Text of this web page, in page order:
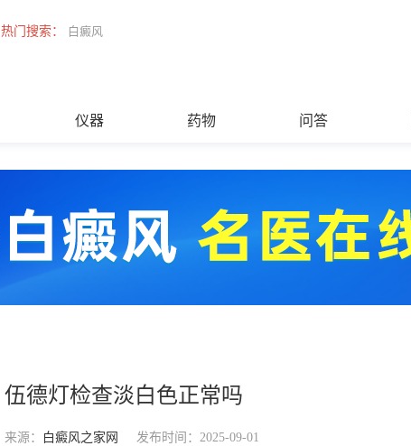
热门搜索： 白癜风
仪器 药物 问答
伍德灯检查淡白色正常吗
来源： 白癜风之家网 发布时间：2025-09-01